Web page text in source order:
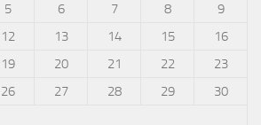
5 6 7 8
9
12 13 14 15
16
19 20 21 22
23
26 27 28 29
30